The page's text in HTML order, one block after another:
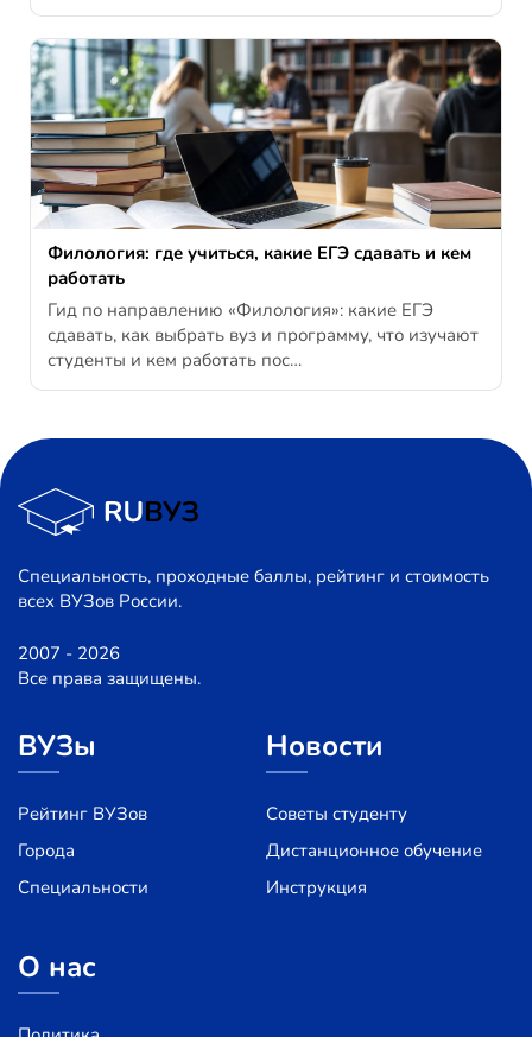
Филология: где учиться, какие ЕГЭ сдавать и кем
работать
Гид по направлению «Филология»: какие ЕГЭ
сдавать, как выбрать вуз и программу, что изучают
студенты и кем работать пос…
Специальность, проходные баллы, рейтинг и стоимость
всех ВУЗов России.
2007 - 2026
Все права защищены.
ВУЗы
Рейтинг ВУЗов
Города
Специальности
Новости
Советы студенту
Дистанционное обучение
Инструкция
О нас